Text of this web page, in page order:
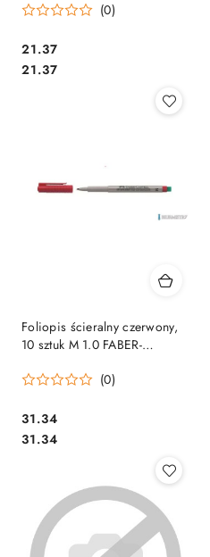
SALE
(0)
Cena:
21.37
Cena:
21.37
Foliopis ścieralny czerwony,
10 sztuk M 1.0 FABER-
(0)
Cena:
31.34
Cena:
31.34